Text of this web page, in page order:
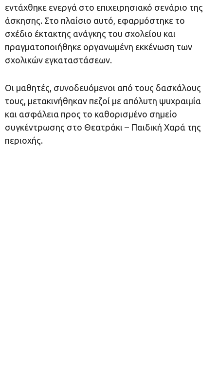
εντάχθηκε ενεργά στο επιχειρησιακό σενάριο της
άσκησης. Στο πλαίσιο αυτό, εφαρμόστηκε το
σχέδιο έκτακτης ανάγκης του σχολείου και
πραγματοποιήθηκε οργανωμένη εκκένωση των
σχολικών εγκαταστάσεων.
Οι μαθητές, συνοδευόμενοι από τους δασκάλους
τους, μετακινήθηκαν πεζοί με απόλυτη ψυχραιμία
και ασφάλεια προς το καθορισμένο σημείο
συγκέντρωσης στο Θεατράκι – Παιδική Χαρά της
περιοχής.